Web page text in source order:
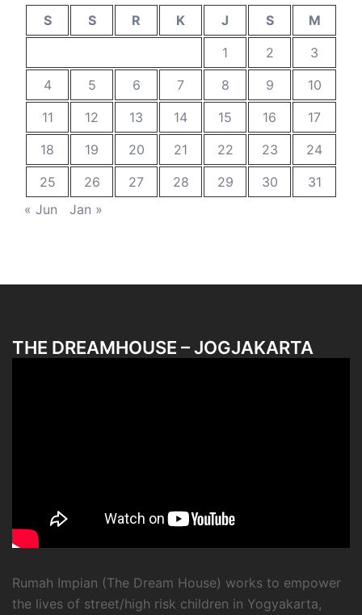
S S R K J S
M
1
2
3
4
5 6 7 8 9
10
11
12 13 14 15 16
17
18
19 20 21 22 23
24
25
26 27 28 29 30
31
« Jun
Jan »
THE DREAMHOUSE – JOGJAKARTA
Rumah Impian (The Dream House) works to empower
the lives of street/high risk children in Yogyakarta,